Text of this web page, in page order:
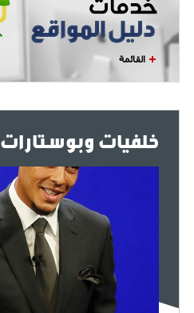
القائمة
خلفيات وبوستارات